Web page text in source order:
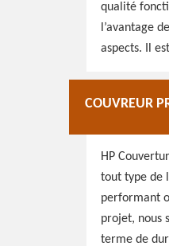
qualité
l’avantage
aspects. Il
COUVREUR
HP
tout type de
performant
projet, nous
terme de